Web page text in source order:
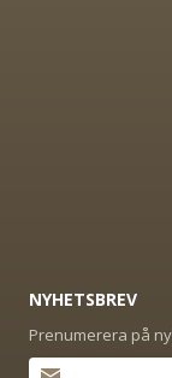
NYHETSBREV
Prenumerera på